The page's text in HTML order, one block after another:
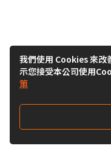
我們使用 Cookies 來改
示您接受本公司使用
策